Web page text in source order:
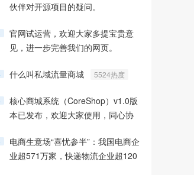
伙伴对开源项目的疑问。
官网试运营，欢迎大家多提宝贵意
见，进一步完善我们的网页。
什么叫私域流量商城 5524热度
核心商城系统（CoreShop）v1.0版
本已发布，欢迎大家使用，同心协
电商生意场“喜忧参半”：我国电商企
业超571万家，快递物流企业超120